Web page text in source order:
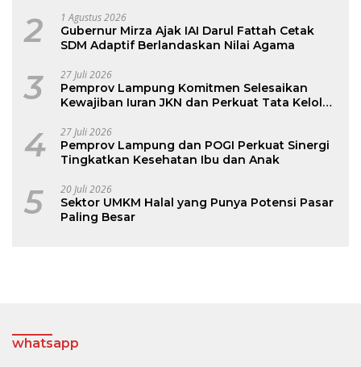
2 1 Agustus 2026
Gubernur Mirza Ajak IAI Darul Fattah Cetak
SDM Adaptif Berlandaskan Nilai Agama
3 27 Juli 2026
Pemprov Lampung Komitmen Selesaikan
Kewajiban Iuran JKN dan Perkuat Tata Kelola
4 27 Juli 2026
Pemprov Lampung dan POGI Perkuat Sinergi
Tingkatkan Kesehatan Ibu dan Anak
5 20 Juli 2026
Sektor UMKM Halal yang Punya Potensi Pasar
Paling Besar
whatsapp